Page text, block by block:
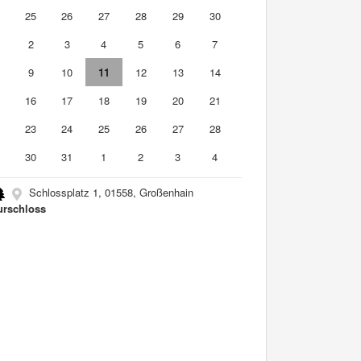
25 26 27 28 29
30
2 3 4 5 6
7
9 10 11 12 13
14
16 17 18 19 20
21
23 24 25 26 27
28
30 31 1 2 3 4
Schlossplatz 1, 01558, Großenhain